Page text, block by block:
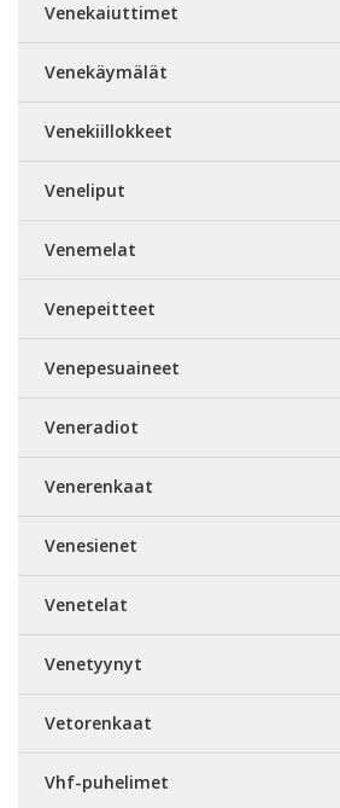
Venekaiuttimet
Venekäymälät
Venekiillokkeet
Veneliput
Venemelat
Venepeitteet
Venepesuaineet
Veneradiot
Venerenkaat
Venesienet
Venetelat
Venetyynyt
Vetorenkaat
Vhf-puhelimet